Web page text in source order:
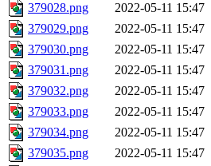
379028.png
2022-05-11 15:47
379029.png
2022-05-11 15:47
379030.png
2022-05-11 15:47
379031.png
2022-05-11 15:47
379032.png
2022-05-11 15:47
379033.png
2022-05-11 15:47
379034.png
2022-05-11 15:47
379035.png
2022-05-11 15:47